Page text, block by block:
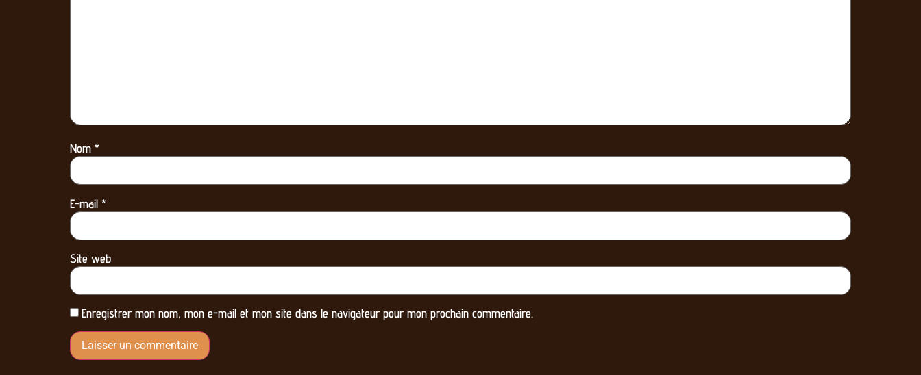
Nom *
E-mail *
Site web
Enregistrer mon nom, mon e-mail et mon site dans le navigateur pour mon prochain commentaire.